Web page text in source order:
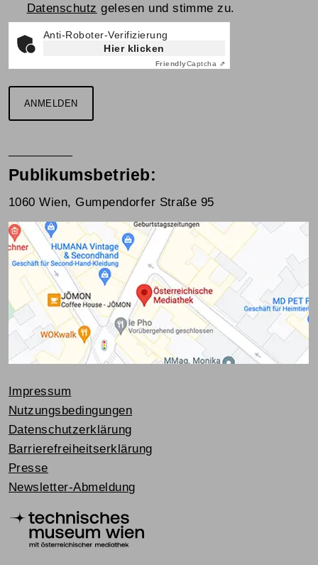
Datenschutz gelesen und stimme zu.
Anti-Roboter-Verifizierung
Hier klicken
FriendlyCaptcha ⇗
ANMELDEN
Publikumsbetrieb:
1060 Wien, Gumpendorfer Straße 95
Impressum
Nutzungsbedingungen
Datenschutzerklärung
Barrierefreiheitserklärung
Presse
Newsletter-Abmeldung